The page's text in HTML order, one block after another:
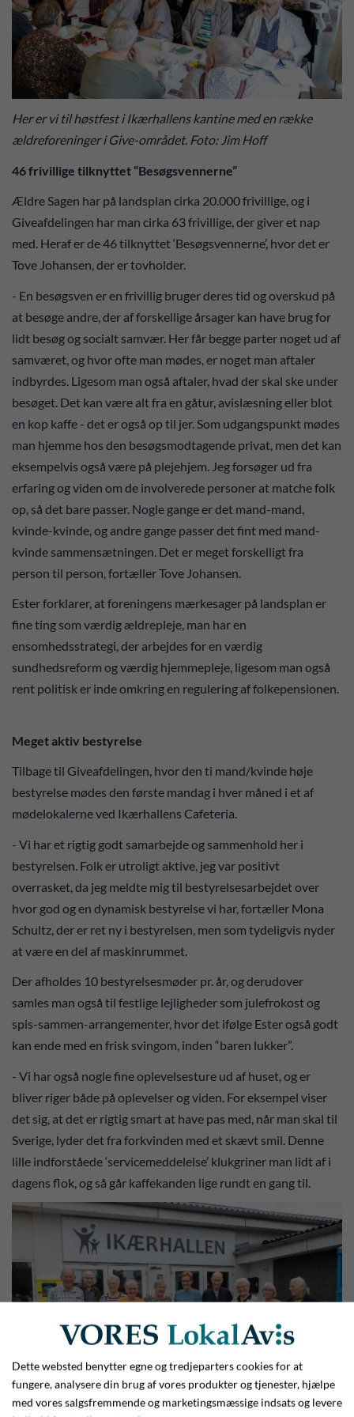
Her er vi til høstfest i Ikærhallens kantine med en række
ældreforeninger i Give-området. Foto: Jim Hoff
46 frivillige tilknyttet “Besøgsvennerne”
Ældre Sagen har på landsplan cirka 20.000 frivillige, og i
Giveafdelingen har man cirka 63 frivillige, der giver et nap
med. Heraf er de 46 tilknyttet ‘Besøgsvennerne’, hvor det er
Tove Johansen, der er tovholder.
- En besøgsven er en frivillig bruger deres tid og overskud på
at besøge andre, der af forskellige årsager kan have brug for
lidt besøg og socialt samvær. Her får begge parter noget ud af
samværet, og hvor ofte man mødes, er noget man aftaler
indbyrdes. Ligesom man også aftaler, hvad der skal ske under
besøget. Det kan være alt fra en gåtur, avislæsning eller blot
en kop kaffe - det er også op til jer. Som udgangspunkt mødes
man hjemme hos den besøgsmodtagende privat, men det kan
eksempelvis også være på plejehjem. Jeg forsøger ud fra
erfaring og viden om de involverede personer at matche folk
op, så det bare passer. Nogle gange er det mand-mand,
kvinde-kvinde, og andre gange passer det fint med mand-
kvinde sammensætningen. Det er meget forskelligt fra
person til person, fortæller Tove Johansen.
Ester forklarer, at foreningens mærkesager på landsplan er
fine ting som værdig ældrepleje, man har en
ensomhedsstrategi, der arbejdes for en værdig
sundhedsreform og værdig hjemmepleje, ligesom man også
rent politisk er inde omkring en regulering af folkepensionen.
Meget aktiv bestyrelse
Tilbage til Giveafdelingen, hvor den ti mand/kvinde høje
bestyrelse mødes den første mandag i hver måned i et af
mødelokalerne ved Ikærhallens Cafeteria.
- Vi har et rigtig godt samarbejde og sammenhold her i
bestyrelsen. Folk er utroligt aktive, jeg var positivt
overrasket, da jeg meldte mig til bestyrelsesarbejdet over
hvor god og en dynamisk bestyrelse vi har, fortæller Mona
Schultz, der er ret ny i bestyrelsen, men som tydeligvis nyder
at være en del af maskinrummet.
Der afholdes 10 bestyrelsesmøder pr. år, og derudover
samles man også til festlige lejligheder som julefrokost og
spis-sammen-arrangementer, hvor det ifølge Ester også godt
kan ende med en frisk svingom, inden “baren lukker”.
- Vi har også nogle fine oplevelsesture ud af huset, og er
bliver riger både på oplevelser og viden. For eksempel viser
det sig, at det er rigtig smart at have pas med, når man skal til
Sverige, lyder det fra forkvinden med et skævt smil. Denne
lille indforståede ‘servicemeddelelse’ klukgriner man lidt af i
dagens flok, og så går kaffekanden lige rundt en gang til.
Dette websted benytter egne og tredjeparters cookies for at
fungere, analysere din brug af vores produkter og tjenester, hjælpe
med vores salgsfremmende og marketingsmæssige indsats og levere